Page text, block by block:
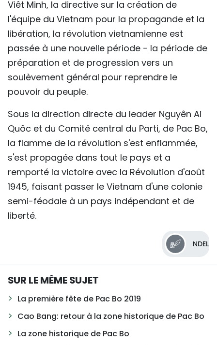
Viêt Minh, la directive sur la création de
l'équipe du Vietnam pour la propagande et la
libération, la révolution vietnamienne est
passée à une nouvelle période - la période de
préparation et de progression vers un
soulèvement général pour reprendre le
pouvoir du peuple.
Sous la direction directe du leader Nguyên Ai
Quôc et du Comité central du Parti, de Pac Bo,
la flamme de la révolution s'est enflammée,
s'est propagée dans tout le pays et a
remporté la victoire avec la Révolution d'août
1945, faisant passer le Vietnam d'une colonie
semi-féodale à un pays indépendant et de
liberté.
NDEL
SUR LE MÊME SUJET
La première fête de Pac Bo 2019
Cao Bang: retour à la zone historique de Pac Bo
La zone historique de Pac Bo